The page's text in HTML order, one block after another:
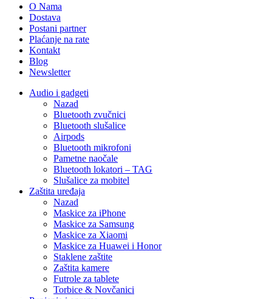
O Nama
Dostava
Postani partner
Plaćanje na rate
Kontakt
Blog
Newsletter
Audio i gadgeti
Nazad
Bluetooth zvučnici
Bluetooth slušalice
Airpods
Bluetooth mikrofoni
Pametne naočale
Bluetooth lokatori – TAG
Slušalice za mobitel
Zaštita uređaja
Nazad
Maskice za iPhone
Maskice za Samsung
Maskice za Xiaomi
Maskice za Huawei i Honor
Staklene zaštite
Zaštita kamere
Futrole za tablete
Torbice & Novčanici